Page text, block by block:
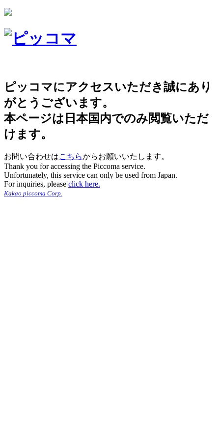
ピッコマにアクセスいただき誠にあり
がとうございます。
本ページは日本国内でのみ閲覧いただ
けます。
お問い合わせはこちらからお願いいたします。
Thank you for accessing the Piccoma service.
Unfortunately, this service can only be used from Japan.
For inquiries, please click here.
Kakao piccoma Corp.